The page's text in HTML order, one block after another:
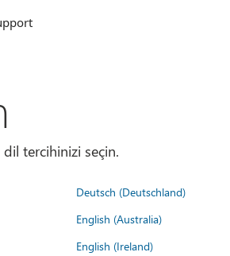
tercihinizi seçin.
Deutsch (Deutschland)
English (Australia)
English (Ireland)